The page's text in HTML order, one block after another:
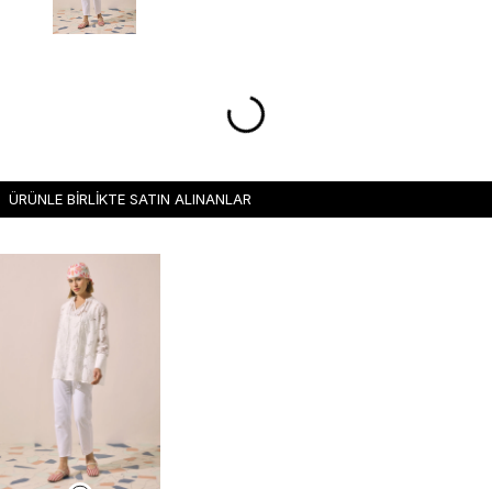
ÜRÜNLE BİRLİKTE SATIN ALINANLAR